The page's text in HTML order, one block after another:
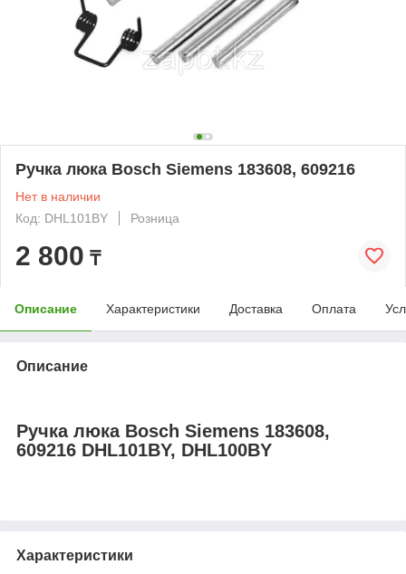
Ручка люка Bosch Siemens 183608, 609216
Нет в наличии
Код: DHL101BY
Розница
2 800 ₸
Описание Характеристики Доставка Оплата
Описание
Ручка люка Bosch Siemens 183608,
609216 DHL101BY, DHL100BY
Характеристики